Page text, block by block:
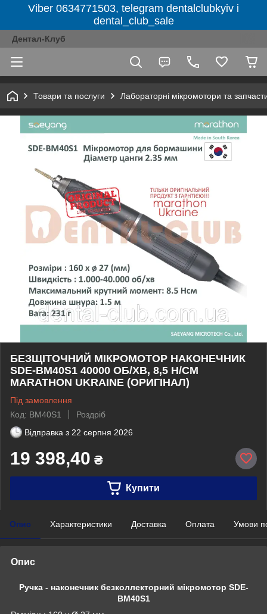
Viber 0634771503, telegram dentalclubkyiv і
dental_club_sale
Дентал-Клуб
Товари та послуги Лабораторні мікромотори та
БЕЗЩІТОЧНИЙ МІКРОМОТОР НАКОНЕЧНИК
SDE-BM40S1 40000 ОБ/ХВ, 8,5 Н/СМ
MARATHON UKRAINE (ОРИГІНАЛ)
Під замовлення
Код: BM40S1
Роздріб
Відправка з 22 серпня 2026
19 398,40 ₴
Купити
Опис Характеристики Доставка Оплата Умови
Опис
Ручка - наконечник безколлекторний мікромотор SDE-
BM40S1